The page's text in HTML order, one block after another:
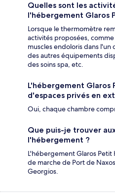
Quelles sont les
l'hébergement Glaros
Lorsque le thermomètre
activités proposées,
muscles endoloris dans l'un
des autres équipements
des soins spa, etc.
L'hébergement
d'espaces privés en
Oui, chaque chambre
Que puis-je trouver
l'hébergement ?
L'hébergement Glaros Petit
de marche de Port de
Georgios.